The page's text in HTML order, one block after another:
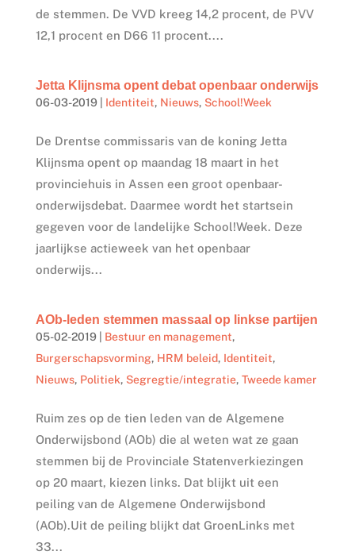
de stemmen. De VVD kreeg 14,2 procent, de PVV
12,1 procent en D66 11 procent....
Jetta Klijnsma opent debat openbaar onderwijs
06-03-2019| Identiteit, Nieuws, School!Week
De Drentse commissaris van de koning Jetta
Klijnsma opent op maandag 18 maart in het
provinciehuis in Assen een groot openbaar-
onderwijsdebat. Daarmee wordt het startsein
gegeven voor de landelijke School!Week. Deze
jaarlijkse actieweek van het openbaar
onderwijs...
AOb-leden stemmen massaal op linkse partijen
05-02-2019| Bestuur en management,
Burgerschapsvorming, HRM beleid, Identiteit,
Nieuws, Politiek, Segregtie/integratie, Tweede kamer
Ruim zes op de tien leden van de Algemene
Onderwijsbond (AOb) die al weten wat ze gaan
stemmen bij de Provinciale Statenverkiezingen
op 20 maart, kiezen links. Dat blijkt uit een
peiling van de Algemene Onderwijsbond
(AOb).Uit de peiling blijkt dat GroenLinks met
33...